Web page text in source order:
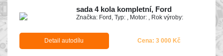
sada 4 kola kompletní, Ford
Značka: Ford, Typ: , Motor: , Rok výroby:
Detail autodílu Cena: 3 000 Kč